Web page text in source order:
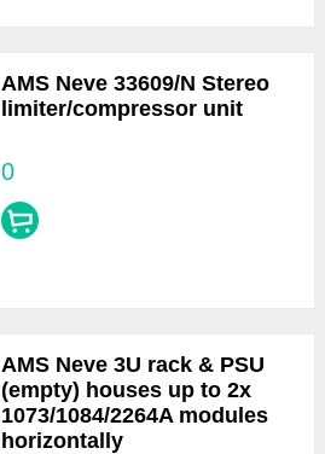
AMS Neve 33609/N Stereo
limiter/compressor unit
0
AMS Neve 3U rack & PSU
(empty) houses up to 2x
1073/1084/2264A modules
horizontally